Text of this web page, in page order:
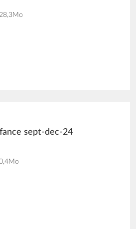
28,3Mo
sept-dec-24